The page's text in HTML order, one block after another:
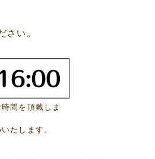
さい。
間を頂戴しま
たします。